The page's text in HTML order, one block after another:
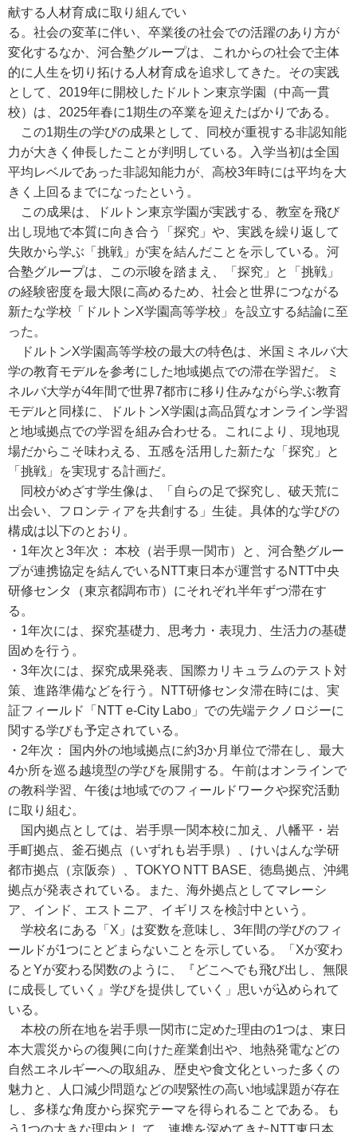
献する人材育成に取り組んでい
る。社会の変革に伴い、卒業後の社会での活躍のあり方が
変化するなか、河合塾グループは、これからの社会で主体
的に人生を切り拓ける人材育成を追求してきた。その実践
として、2019年に開校したドルトン東京学園（中高一貫
校）は、2025年春に1期生の卒業を迎えたばかりである。
この1期生の学びの成果として、同校が重視する非認知能
力が大きく伸長したことが判明している。入学当初は全国
平均レベルであった非認知能力が、高校3年時には平均を大
きく上回るまでになったという。
この成果は、ドルトン東京学園が実践する、教室を飛び
出し現地で本質に向き合う「探究」や、実践を繰り返して
失敗から学ぶ「挑戦」が実を結んだことを示している。河
合塾グループは、この示唆を踏まえ、「探究」と「挑戦」
の経験密度を最大限に高めるため、社会と世界につながる
新たな学校「ドルトンX学園高等学校」を設立する結論に至
った。
ドルトンX学園高等学校の最大の特色は、米国ミネルバ大
学の教育モデルを参考にした地域拠点での滞在学習だ。ミ
ネルバ大学が4年間で世界7都市に移り住みながら学ぶ教育
モデルと同様に、ドルトンX学園は高品質なオンライン学習
と地域拠点での学習を組み合わせる。これにより、現地現
場だからこそ味わえる、五感を活用した新たな「探究」と
「挑戦」を実現する計画だ。
同校がめざす学生像は、「自らの足で探究し、破天荒に
出会い、フロンティアを共創する」生徒。具体的な学びの
構成は以下のとおり。
・1年次と3年次： 本校（岩手県一関市）と、河合塾グルー
プが連携協定を結んでいるNTT東日本が運営するNTT中央
研修センタ（東京都調布市）にそれぞれ半年ずつ滞在す
る。
・1年次には、探究基礎力、思考力・表現力、生活力の基礎
固めを行う。
・3年次には、探究成果発表、国際カリキュラムのテスト対
策、進路準備などを行う。NTT研修センタ滞在時には、実
証フィールド「NTT e-City Labo」での先端テクノロジーに
関する学びも予定されている。
・2年次： 国内外の地域拠点に約3か月単位で滞在し、最大
4か所を巡る越境型の学びを展開する。午前はオンラインで
の教科学習、午後は地域でのフィールドワークや探究活動
に取り組む。
国内拠点としては、岩手県一関本校に加え、八幡平・岩
手町拠点、釜石拠点（いずれも岩手県）、けいはんな学研
都市拠点（京阪奈）、TOKYO NTT BASE、徳島拠点、沖縄
拠点が発表されている。また、海外拠点としてマレーシ
ア、インド、エストニア、イギリスを検討中という。
学校名にある「X」は変数を意味し、3年間の学びのフィ
ールドが1つにとどまらないことを示している。「Xが変わ
るとYが変わる関数のように、『どこへでも飛び出し、無限
に成長していく』学びを提供していく」思いが込められて
いる。
本校の所在地を岩手県一関市に定めた理由の1つは、東日
本大震災からの復興に向けた産業創出や、地熱発電などの
自然エネルギーへの取組み、歴史や食文化といった多くの
魅力と、人口減少問題などの喫緊性の高い地域課題が存在
し、多様な角度から探究テーマを得られることである。も
う1つの大きな理由として、連携を深めてきたNTT東日本